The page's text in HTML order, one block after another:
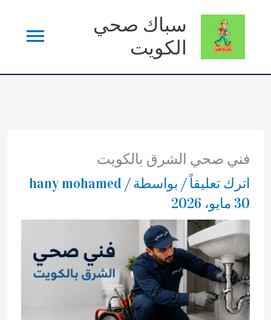
تخطي
المحتوى
سباك صحي
الكويت
فني صحي الشرق بالكويت
اترك تعليقاً / بواسطة hany mohamed /
30 مايو، 2026